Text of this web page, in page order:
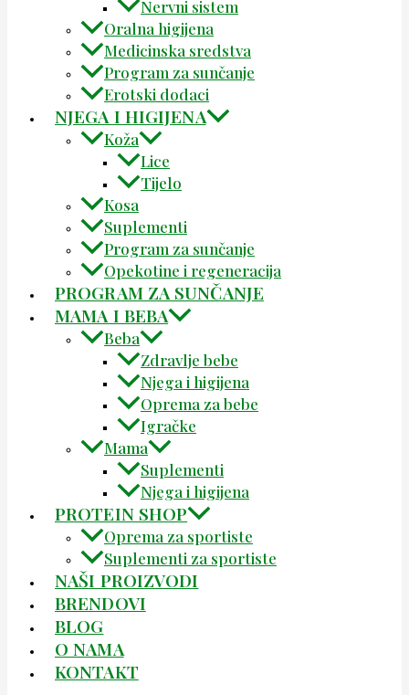
Nervni sistem
Oralna higijena
Medicinska sredstva
Program za sunčanje
Erotski dodaci
NJEGA I HIGIJENA
Koža
Lice
Tijelo
Kosa
Suplementi
Program za sunčanje
Opekotine i regeneracija
PROGRAM ZA SUNČANJE
MAMA I BEBA
Beba
Zdravlje bebe
Njega i higijena
Oprema za bebe
Igračke
Mama
Suplementi
Njega i higijena
PROTEIN SHOP
Oprema za sportiste
Suplementi za sportiste
NAŠI PROIZVODI
BRENDOVI
BLOG
O NAMA
KONTAKT